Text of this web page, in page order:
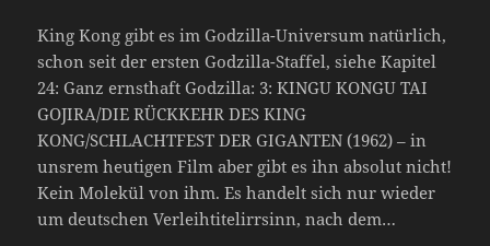
King Kong gibt es im Godzilla-Universum natürlich,
schon seit der ersten Godzilla-Staffel, siehe Kapitel
24: Ganz ernsthaft Godzilla: 3: KINGU KONGU TAI
GOJIRA/DIE RÜCKKEHR DES KING
KONG/SCHLACHTFEST DER GIGANTEN (1962) – in
unsrem heutigen Film aber gibt es ihn absolut nicht!
Kein Molekül von ihm. Es handelt sich nur wieder
um deutschen Verleihtitelirrsinn, nach dem…